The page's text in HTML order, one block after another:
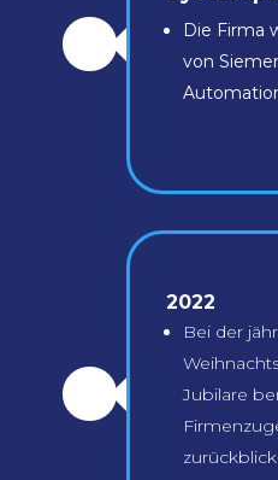
Die Firma
von
2022
Bei der
Jubilare